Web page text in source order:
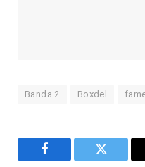
Banda 2 Boxdel
Facebook Twitter